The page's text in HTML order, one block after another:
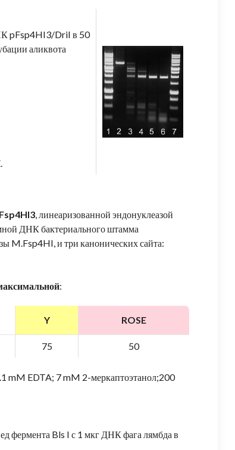
pFsp4HI3/DriI в 50
аликвота
, линеаризованной эндонуклеазой
ДНК бактериального штамма
M.Fsp4HI, и три канонических сайта:
:
Y ROSE
75 50
mM EDTA; 7 mM 2-меркаптоэтанол;200
фермента Bls I с 1 мкг ДНК фага лямбда в